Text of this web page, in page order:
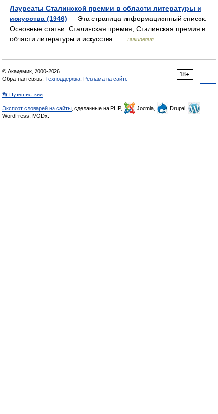
Лауреаты Сталинской премии в области литературы и
искусства (1946) — Эта страница информационный список.
Основные статьи: Сталинская премия, Сталинская премия в
области литературы и искусства …
Википедия
18+
© Академик, 2000-2026
Обратная связь: Техподдержка Реклама на сайте
👣 Путешествия
Экспорт словарей на сайты , сделанные на PHP, Joomla,
Drupal,
WordPress, MODx.